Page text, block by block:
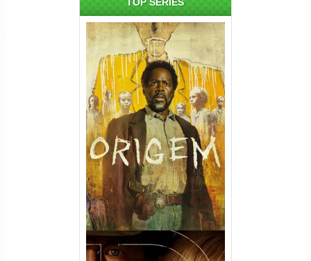
Origem 4ª Temporada Torrent
(2026) WEB-DL 1080p/4K
Dual Áudio